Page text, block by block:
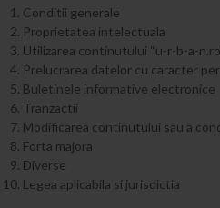
Conditii generale
Proprietatea intelectuala
Utilizarea continutului “u-r-b-a-
Prelucrarea datelor cu caracter
Buletinele informative electronice
Tranzactii
Modificarea continutului sau a
Forta majora
Diverse
Legea aplicabila si jurisdictia